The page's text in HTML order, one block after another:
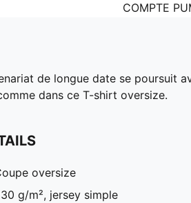
COMPTE
de longue date se poursuit
dans ce T-shirt oversize.
oversize
g/m², jersey simple